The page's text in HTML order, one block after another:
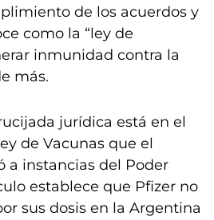
de los acuerdos y
como la “ley de
inmunidad contra la
más.
jurídica está en el
de Vacunas que el
a instancias del Poder
establece que Pfizer no
sus dosis en la Argentina